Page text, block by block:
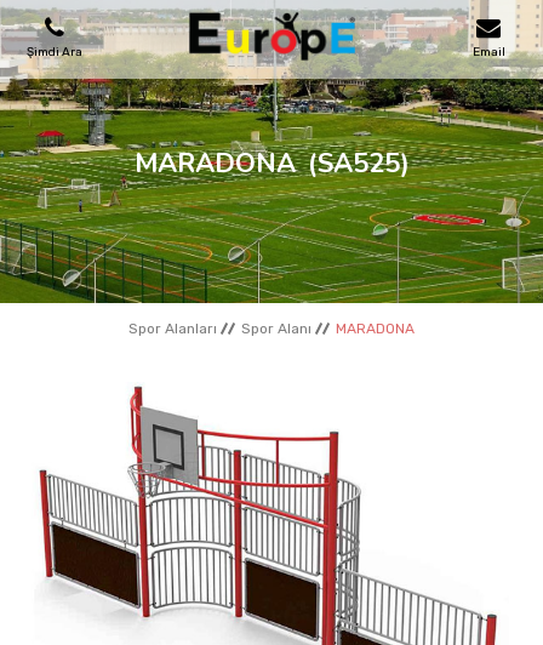
Şimdi Ara Email
OYUN PARKLARI
SKATEPARKLAR
AHŞAP EVLER
KENT MOBILYALARI
SPOR ALANLARI
REFERANSLAR
İLETIŞIM
MARADONA (SA525)
Spor Alanları Spor Alanı MARADONA